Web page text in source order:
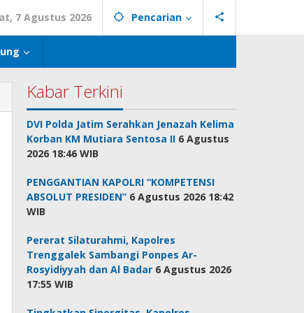
7 Agustus 2026 Pencarian
Kabar Terkini
DVI Polda Jatim Serahkan Jenazah Kelima
Korban KM Mutiara Sentosa II 6 Agustus
2026 18:46 WIB
PENGGANTIAN KAPOLRI “KOMPETENSI
ABSOLUT PRESIDEN” 6 Agustus 2026 18:42
WIB
Pererat Silaturahmi, Kapolres
Trenggalek Sambangi Ponpes Ar-
Rosyidiyyah dan Al Badar 6 Agustus 2026
17:55 WIB